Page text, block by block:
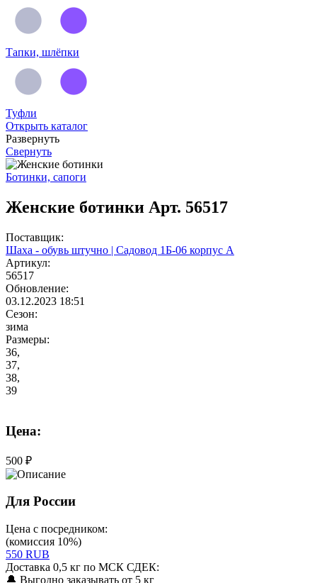
Тапки, шлёпки
Туфли
Открыть каталог
Развернуть
Свернуть
Ботинки, сапоги
Женские ботинки Арт. 56517
Поставщик:
Шаха - обувь штучно | Садовод 1Б-06 корпус А
Артикул:
56517
Обновление:
03.12.2023 18:51
Сезон:
зима
Размеры:
36,
37,
38,
39
Цена:
500 ₽
Для России
Цена с посредником:
(комиссия 10%)
550 RUB
Доставка 0,5 кг по МСК СДЕК:
🔔 Выгодно заказывать от 5 кг